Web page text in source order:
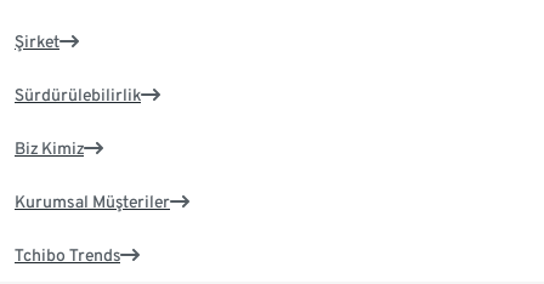
Şirket
Sürdürülebilirlik
Biz Kimiz
Kurumsal Müşteriler
Tchibo Trends